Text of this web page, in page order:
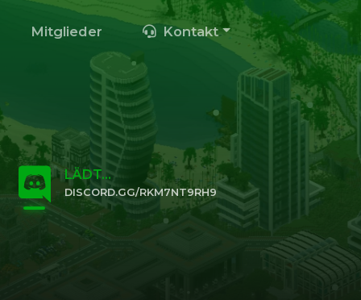
Mitglieder Kontakt
LÄDT...
DISCORD.GG/RKM7NT9RH9
KLICKE HIER, UM BEIZUTRETEN